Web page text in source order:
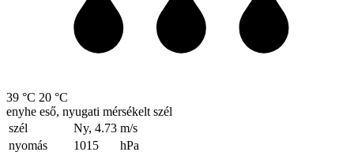
39 °C 20 °C
enyhe eső, nyugati mérsékelt szél
szél
Ny, 4.73 m/s
nyomás
1015
hPa